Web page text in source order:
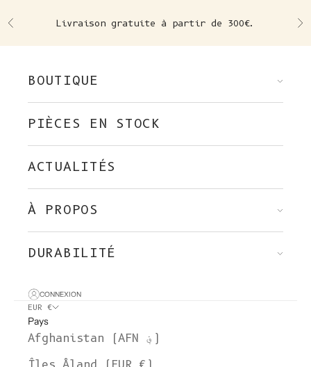
Précédent Livraison gratuite à partir de 300€.
BOUTIQUE
PIÈCES EN STOCK
ACTUALITÉS
À PROPOS
DURABILITÉ
CONNEXION
EUR €
Pays
Afghanistan (AFN ؋)